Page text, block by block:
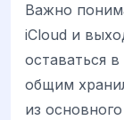
Важно
iCloud и
оставаться
общим
из